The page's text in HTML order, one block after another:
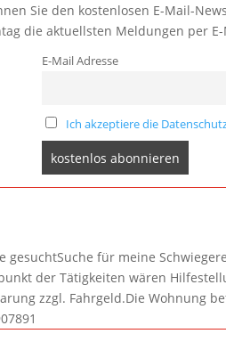
Sie den kostenlosen E-Mail-
die aktuellsten Meldungen per
E-Mail Adresse
Ich akzeptiere die
gesuchtSuche für meine
der Tätigkeiten wären
zzgl. Fahrgeld.Die Wohnung